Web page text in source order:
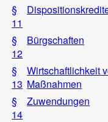
§
11
§
12
Bürgschaften
§
13
Wirtschaftlichkeit
Maßnahmen
§
14
Zuwendungen